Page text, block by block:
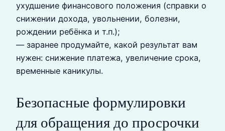
ухудшение финансового положения (справки о
снижении дохода, увольнении, болезни,
рождении ребёнка и т.п.);
— заранее продумайте, какой результат вам
нужен: снижение платежа, увеличение срока,
временные каникулы.
Безопасные формулировки
для обращения до просрочки